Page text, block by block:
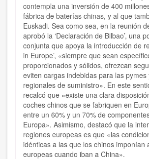
contempla una inversión de 400
fábrica de baterías chinas, y al que
Euskadi. Sea como sea, en la reunión
aprobó la ‘Declaración de Bilbao’, una
conjunta que apoya la introducción de
in Europe’, «siempre que sean
proporcionados y sólidos, ofrezcan
eviten cargas indebidas para las
regionales de suministro». En este
recalcó que «existe una clara
coches chinos que se fabriquen en
entre un 60% y un 70% de
Europa». Asimismo, destacó que la
regiones europeas es que «las
idénticas a las que los chinos imponían
europeas cuando iban a China».